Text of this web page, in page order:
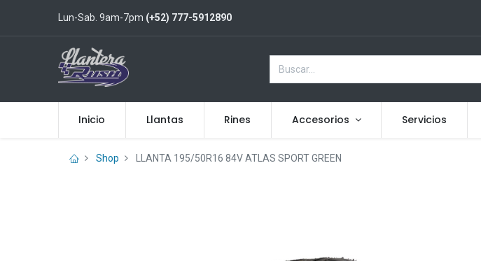
Lun-Sab. 9am-7pm (+52) 777-5912890
Inicio Llantas Rines Accesorios Servicios
Shop LLANTA 195/50R16 84V ATLAS SPORT GREEN